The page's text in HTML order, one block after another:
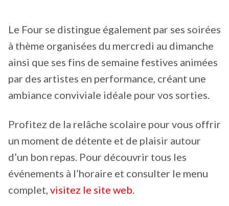
Le Four se distingue également par ses soirées
à thème organisées du mercredi au dimanche
ainsi que ses fins de semaine festives animées
par des artistes en performance, créant une
ambiance conviviale idéale pour vos sorties.
Profitez de la relâche scolaire pour vous offrir
un moment de détente et de plaisir autour
d’un bon repas. Pour découvrir tous les
événements à l’horaire et consulter le menu
complet, visitez le site web.